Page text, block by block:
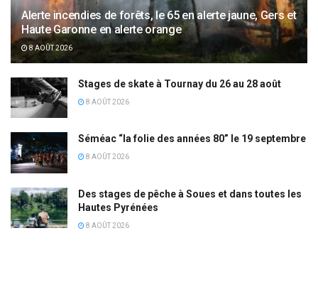
Alerte incendies de forêts, le 65 en alerte jaune, Gers et
Haute Garonne en alerte orange
8 AOÛT 2026
Stages de skate à Tournay du 26 au 28 août
8 AOÛT 2026
Séméac “la folie des années 80” le 19 septembre
8 AOÛT 2026
Des stages de pêche à Soues et dans toutes les
Hautes Pyrénées
8 AOÛT 2026